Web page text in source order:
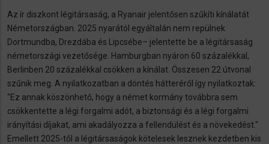
Az ír diszkont légitársaság, a Ryanair jelentősen szűkíti kínálatát
Németországban. 2025 nyarától egyáltalán nem repülnek
Dortmundba, Drezdába és Lipcsébe– jelentette be a légitársaság
németországi vezetősége. Hamburgban nyáron 60 százalékkal,
Berlinben 20 százalékkal csökken a kínálat. Összesen 22 útvonal
szűnik meg. A nyilatkozatban a döntés hátteréről így nyilatkoztak:
"Ez annak köszönhető, hogy a német kormány továbbra sem
csökkentette a légi forgalmi adót, a biztonsági és a légi forgalmi
irányítási díjakat, ami akadályozza a fellendülést és a növekedést."
Emellett 2025-től a légitársaságok kötelesek lesznek kezdetben kis